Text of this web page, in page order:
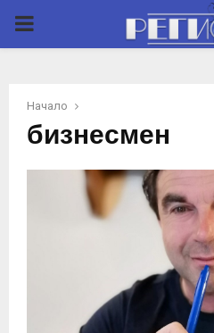
P
M
Начало
бизнесмен